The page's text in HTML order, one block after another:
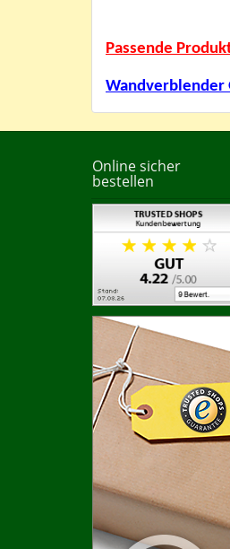
Passende
Wandverblender
Online sicher
bestellen